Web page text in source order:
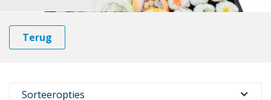
Terug